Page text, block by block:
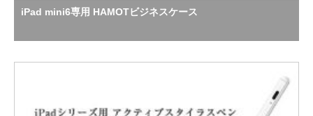
iPad mini6専用 HAMOTビジネスケース